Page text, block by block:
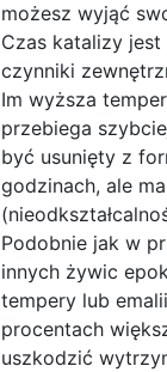
możesz wyjąć
Czas katalizy
czynniki
Im wyższa
przebiega
być usunięty z
godzinach, ale
Podobnie jak w
innych żywic
tempery lub
procentach
uszkodzić